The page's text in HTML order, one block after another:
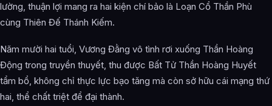
lường, thuận lợi mang ra hai kiện chí bảo là Loạn Cổ Thần Phù
cùng Thiên Đế Thánh Kiếm.
Năm mười hai tuổi, Vương Đằng vô tình rơi xuống Thần Hoàng
Động trong truyền thuyết, thu được Bất Tử Thần Hoàng Huyết
tẩm bổ, không chỉ thực lực bạo tăng mà còn sở hữu cái mạng thứ
hai, thể chất triệt để đại thành.